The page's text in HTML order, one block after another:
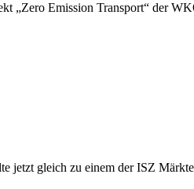
„Zero Emission Transport“ der
jetzt gleich zu einem der ISZ